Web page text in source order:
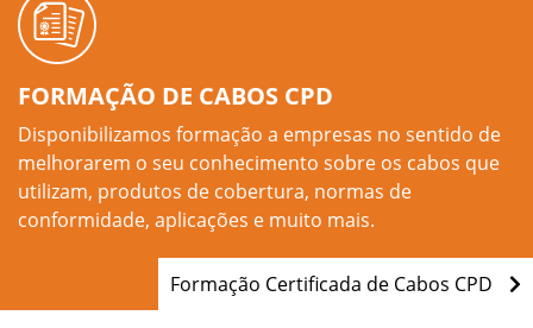
FORMAÇÃO DE CABOS CPD
Disponibilizamos formação a empresas no sentido de
melhorarem o seu conhecimento sobre os cabos que
utilizam, produtos de cobertura, normas de
conformidade, aplicações e muito mais.
Formação Certificada de Cabos CPD